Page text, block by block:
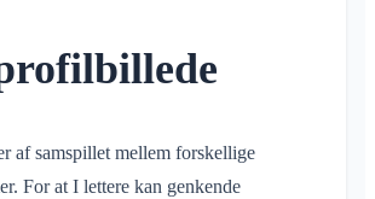
af samspillet mellem forskellige
For at I lettere kan genkende